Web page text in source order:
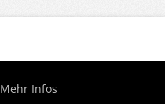
Mehr Infos